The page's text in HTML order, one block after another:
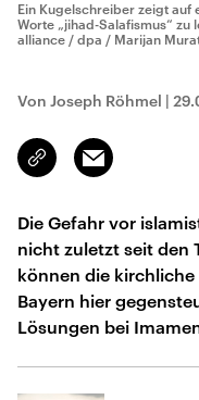
Ein Kugelschreiber zeigt auf
Worte „jihad-Salafismus“ zu
alliance / dpa / Marijan
Von Joseph Röhmel |
Link
kopieren/teilen
Email
Die Gefahr vor
nicht zuletzt seit den
können die
Bayern hier
Lösungen bei